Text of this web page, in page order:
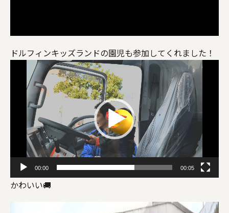
ドルフィンキッズランドの園児も参加してくれました！
00:00 00:05
かわいい🚚